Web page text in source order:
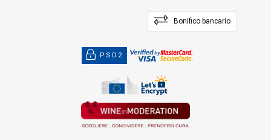
Bonifico bancario
PSD2